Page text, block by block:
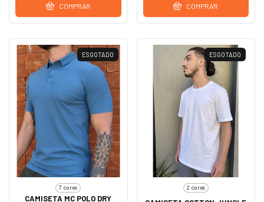
COMPRAR COMPRAR
ESGOTADO
7 cores
CAMISETA MC POLO DRY
ESGOTADO
2 cores